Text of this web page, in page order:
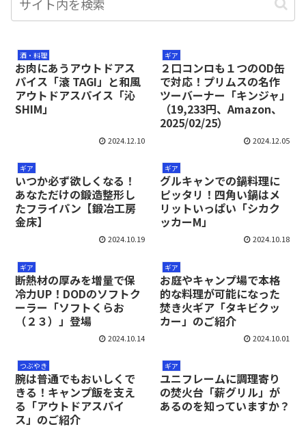
酒・料理
お肉にあうアウトドアス
パイス「滾 TAGI」と和風
アウトドアスパイス「沁
SHIM」
2024.12.10
ギア
２口コンロも１つのOD缶
で対応！プリムスの名作
ツーバーナー「キンジャ」
（19,233円、Amazon、
2025/02/25）
2024.12.05
ギア
いつか必ず欲しくなる！
あなただけの鍛造整形し
たフライパン【鍛冶工房
金床】
2024.10.19
ギア
グルキャンでの鍋料理に
ピッタリ！四角い鍋はメ
リットいっぱい「シカク
ッカーM」
2024.10.18
ギア
断熱材の厚みを増量で保
冷力UP！DODのソフトク
ーラー「ソフトくらお
（２３）」登場
2024.10.14
ギア
お庭やキャンプ場で本格
的な料理が可能になった
焚き火ギア「タキビクッ
カー」のご紹介
2024.10.01
つぶやき
腕は普通でもおいしくで
きる！キャンプ飯を支え
る「アウトドアスパイ
ス」のご紹介
ギア
ユニフレームに調理寄り
の焚火台「薪グリル」が
あるのを知っていますか？